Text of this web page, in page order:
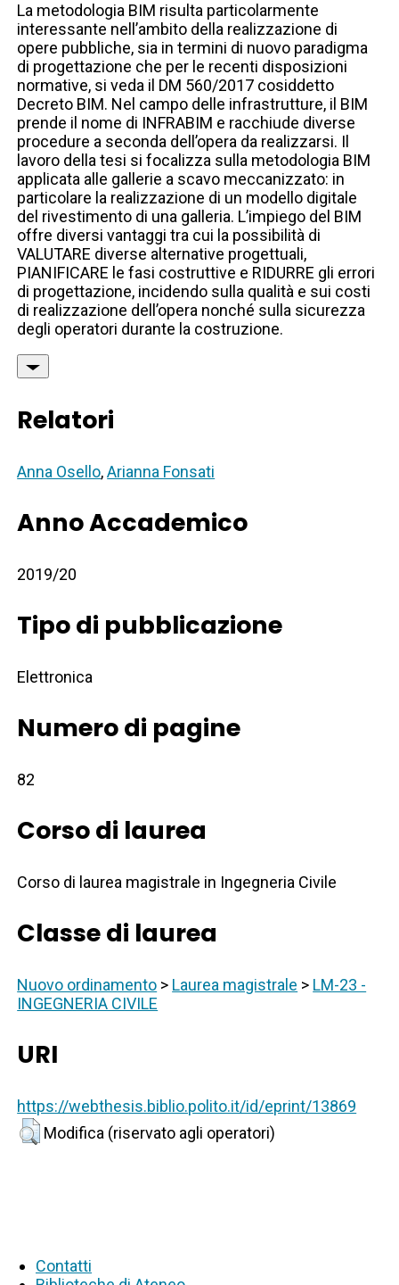
La metodologia BIM risulta particolarmente
interessante nell’ambito della realizzazione di
opere pubbliche, sia in termini di nuovo paradigma
di progettazione che per le recenti disposizioni
normative, si veda il DM 560/2017 cosiddetto
Decreto BIM. Nel campo delle infrastrutture, il BIM
prende il nome di INFRABIM e racchiude diverse
procedure a seconda dell’opera da realizzarsi. Il
lavoro della tesi si focalizza sulla metodologia BIM
applicata alle gallerie a scavo meccanizzato: in
particolare la realizzazione di un modello digitale
del rivestimento di una galleria. L’impiego del BIM
offre diversi vantaggi tra cui la possibilità di
VALUTARE diverse alternative progettuali,
PIANIFICARE le fasi costruttive e RIDURRE gli errori
di progettazione, incidendo sulla qualità e sui costi
di realizzazione dell’opera nonché sulla sicurezza
degli operatori durante la costruzione.
Relatori
Anna Osello,Arianna Fonsati
Anno Accademico
2019/20
Tipo di pubblicazione
Elettronica
Numero di pagine
82
Corso di laurea
Corso di laurea magistrale in Ingegneria Civile
Classe di laurea
Nuovo ordinamento > Laurea magistrale > LM-23 -
INGEGNERIA CIVILE
URI
https://webthesis.biblio.polito.it/id/eprint/13869
Modifica (riservato agli operatori)
Contatti